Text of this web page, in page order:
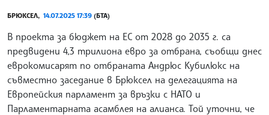
БРЮКСЕЛ, 14.07.2025 17:39 (БТА)
В проекта за бюджет на ЕС от 2028 до 2035 г. са
предвидени 4,3 трилиона евро за отбрана, съобщи днес
еврокомисарят по отбраната Андрюс Кубилюкс на
съвместно заседание в Брюксел на делегацията на
Европейския парламент за връзки с НАТО и
Парламентарната асамблея на алианса. Той уточни, че